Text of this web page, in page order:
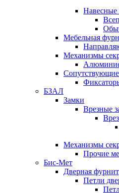
Навесные
Мебельная
Механизмы
БЗАЛ
Замки
Врезные
Механизмы
Прочие
Бис-Мет
Дверная
Петли